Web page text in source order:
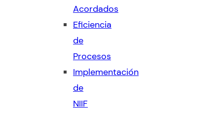
Acordados
Eficiencia
de
Procesos
Implementación
de
NIIF